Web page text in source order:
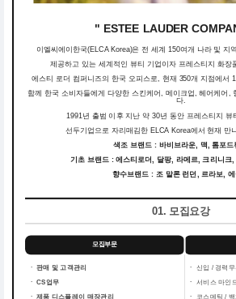
" ESTEE LAUDER
이엘씨에이한국(ELCA Korea)은 전 세계 150여개 나라 및 지
제공하고 있는 세계적인 뷰티 기업이자 프레스티지 화장
에스티 로더 컴퍼니즈의 한국 오피스로, 현재 350개 지점에서
함께 한국 소비자들에게 다양한 스킨케어, 메이크업, 헤어케어,
다.
1991년 출범 이후 지난 약 30년 동안 프레스티지 뷰
선두기업으로 자리매김한 ELCA Korea에서 현재 만
색조 브랜드 : 바비브라운, 맥, 톰포드
기초 브랜드 : 에스티로더, 달팡, 라메르, 크리니크
향수브랜드 : 조 말론 런던, 르라보, 에
01. 모집요강
모집부문
ㆍ 판매 및 고객관리
ㆍ CS업무
ㆍ 제품 디스플레이 매장관리
ㆍ
신입 / 경력
ㆍ
서비스 마인
ㆍ 코스메틱 /